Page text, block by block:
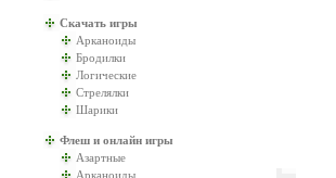
Скачать игры
Арканоиды
Бродилки
Логические
Стрелялки
Шарики
Флеш и онлайн игры
Азартные
Арканоиды